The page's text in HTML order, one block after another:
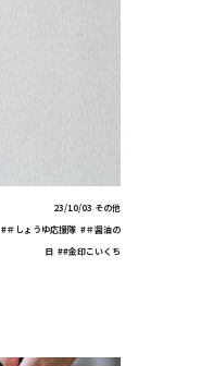
23/10/03 その他
#＃しょうゆ応援隊 #＃醤油の
日 ##金印こいくち